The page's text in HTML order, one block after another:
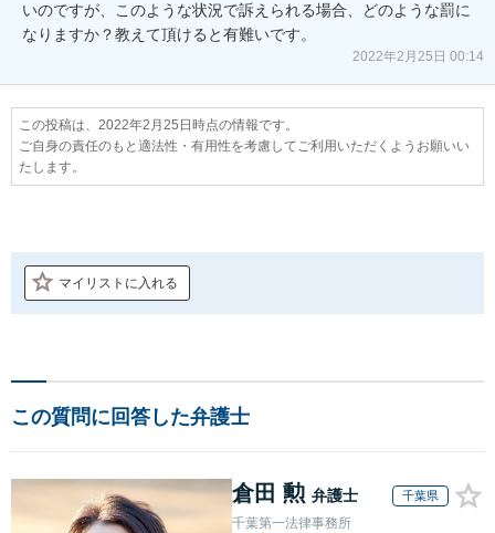
いのですが、このような状況で訴えられる場合、どのような罰に
なりますか？教えて頂けると有難いです。
2022年2月25日 00:14
この投稿は、2022年2月25日時点の情報です。
ご自身の責任のもと適法性・有用性を考慮してご利用いただくようお願いい
たします。
マイリストに入れる
この質問に回答した弁護士
倉田 勲 弁護士 千葉県
千葉第一法律事務所